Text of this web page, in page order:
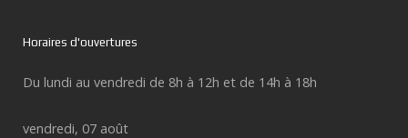
Horaires d'ouvertures
Du lundi au vendredi de 8h à 12h et de 14h à 18h
vendredi, 07 août